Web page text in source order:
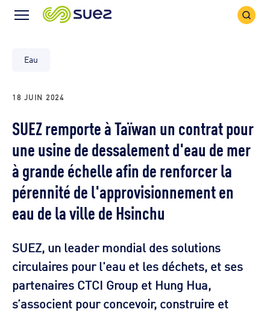
Icône
Icône
Eau
18 JUIN 2024
SUEZ remporte à Taïwan un contrat pour
une usine de dessalement d'eau de mer
à grande échelle afin de renforcer la
pérennité de l'approvisionnement en
eau de la ville de Hsinchu
SUEZ, un leader mondial des solutions
circulaires pour l'eau et les déchets, et ses
partenaires CTCI Group et Hung Hua,
s’associent pour concevoir, construire et